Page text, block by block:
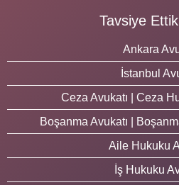
Tavsiye
Ankara
İstanbul
Ceza Avukatı | Ceza
Boşanma Avukatı |
Aile Hukuku
İş Hukuku